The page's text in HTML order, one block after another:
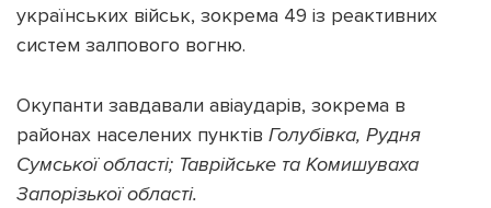
українських військ, зокрема 49 із реактивних
систем залпового вогню.
Окупанти завдавали авіаударів, зокрема в
районах населених пунктів Голубівка, Рудня
Сумської області; Таврійське та Комишуваха
Запорізької області.